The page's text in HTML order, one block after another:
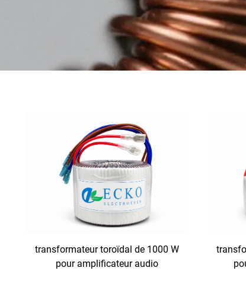
transformateur toroïdal de 1000 W
pour amplificateur audio